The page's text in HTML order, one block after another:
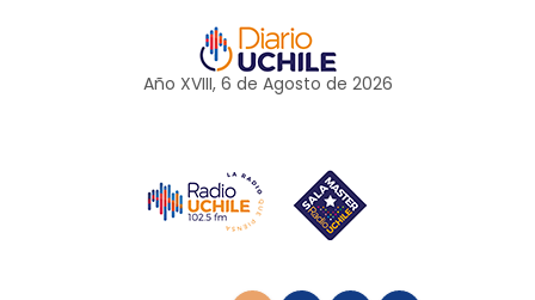
Año XVIII, 6 de Agosto de 2026